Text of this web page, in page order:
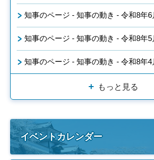
知事のページ - 知事の動き - 令和8年6
知事のページ - 知事の動き - 令和8年5
知事のページ - 知事の動き - 令和8年4
もっと見る
イベントカレンダー